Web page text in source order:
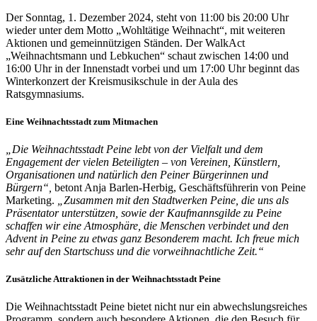
Der Sonntag, 1. Dezember 2024, steht von 11:00 bis 20:00 Uhr
wieder unter dem Motto „Wohltätige Weihnacht“, mit weiteren
Aktionen und gemeinnützigen Ständen. Der WalkAct
„Weihnachtsmann und Lebkuchen“ schaut zwischen 14:00 und
16:00 Uhr in der Innenstadt vorbei und um 17:00 Uhr beginnt das
Winterkonzert der Kreismusikschule in der Aula des
Ratsgymnasiums.
Eine Weihnachtsstadt zum Mitmachen
„Die Weihnachtsstadt Peine lebt von der Vielfalt und dem
Engagement der vielen Beteiligten – von Vereinen, Künstlern,
Organisationen und natürlich den Peiner Bürgerinnen und
Bürgern“, betont Anja Barlen-Herbig, Geschäftsführerin von Peine
Marketing. „Zusammen mit den Stadtwerken Peine, die uns als
Präsentator unterstützen, sowie der Kaufmannsgilde zu Peine
schaffen wir eine Atmosphäre, die Menschen verbindet und den
Advent in Peine zu etwas ganz Besonderem macht. Ich freue mich
sehr auf den Startschuss und die vorweihnachtliche Zeit.“
Zusätzliche Attraktionen in der Weihnachtsstadt Peine
Die Weihnachtsstadt Peine bietet nicht nur ein abwechslungsreiches